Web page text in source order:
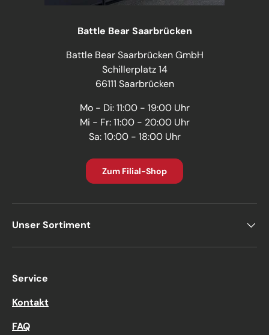
Battle Bear Saarbrücken
Battle Bear Saarbrücken GmbH
Schillerplatz 14
66111 Saarbrücken
Mo - Di: 11:00 - 19:00 Uhr
Mi - Fr: 11:00 - 20:00 Uhr
Sa: 10:00 - 18:00 Uhr
Zum Filial-Shop
Unser Sortiment
Service
Kontakt
FAQ